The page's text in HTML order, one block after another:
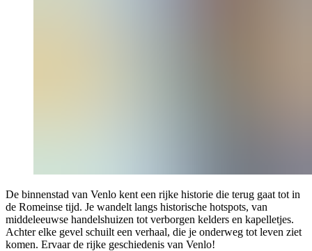
De binnenstad van Venlo kent een rijke historie die terug gaat tot in
de Romeinse tijd. Je wandelt langs historische hotspots, van
middeleeuwse handelshuizen tot verborgen kelders en kapelletjes.
Achter elke gevel schuilt een verhaal, die je onderweg tot leven ziet
komen. Ervaar de rijke geschiedenis van Venlo!